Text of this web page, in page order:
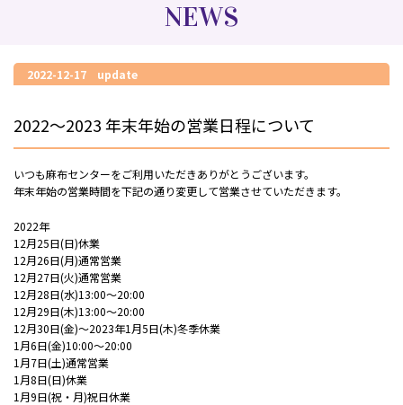
NEWS
2022-12-17 update
2022～2023 年末年始の営業日程について
いつも麻布センターをご利用いただきありがとうございます。
年末年始の営業時間を下記の通り変更して営業させていただきます。
2022年
12月25日(日)休業
12月26日(月)通常営業
12月27日(火)通常営業
12月28日(水)13:00〜20:00
12月29日(木)13:00～20:00
12月30日(金)～2023年1月5日(木)冬季休業
1月6日(金)10:00〜20:00
1月7日(土)通常営業
1月8日(日)休業
1月9日(祝・月)祝日休業